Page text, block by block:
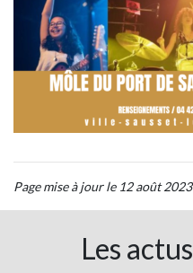
Page mise à jour le 12 août 2023
Les actus